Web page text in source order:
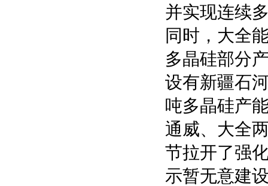
并实现连续
同时，大全
多晶硅部分
设有新疆石
吨多晶硅产
通威、大全
节拉开了强
示暂无意建